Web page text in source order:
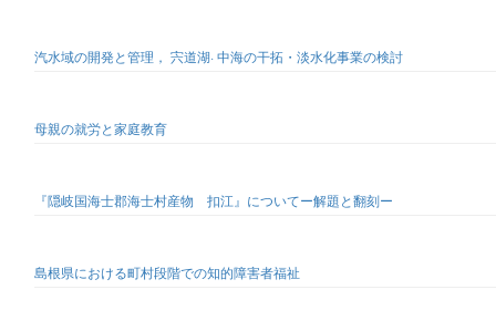
汽水域の開発と管理， 宍道湖· 中海の干拓・淡水化事業の検討
母親の就労と家庭教育
『隠岐国海士郡海士村産物 扣江』についてー解題と翻刻ー
島根県における町村段階での知的障害者福祉